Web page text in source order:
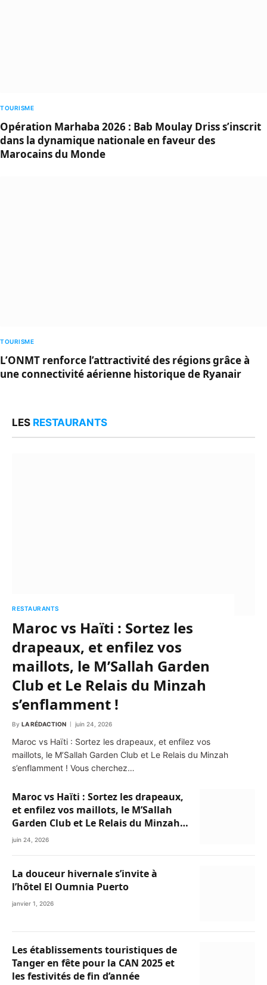
TOURISME
Opération Marhaba 2026 : Bab Moulay Driss s’inscrit
dans la dynamique nationale en faveur des
Marocains du Monde
TOURISME
L’ONMT renforce l’attractivité des régions grâce à
une connectivité aérienne historique de Ryanair
LES RESTAURANTS
RESTAURANTS
Maroc vs Haïti : Sortez les
drapeaux, et enfilez vos
maillots, le M’Sallah Garden
Club et Le Relais du Minzah
s’enflamment !
By LA RÉDACTION juin 24, 2026
Maroc vs Haïti : Sortez les drapeaux, et enfilez vos
maillots, le M’Sallah Garden Club et Le Relais du Minzah
s’enflamment ! Vous cherchez…
Maroc vs Haïti : Sortez les drapeaux,
et enfilez vos maillots, le M’Sallah
Garden Club et Le Relais du Minzah
s’enflamment !
juin 24, 2026
La douceur hivernale s’invite à
l’hôtel El Oumnia Puerto
janvier 1, 2026
Les établissements touristiques de
Tanger en fête pour la CAN 2025 et
les festivités de fin d’année